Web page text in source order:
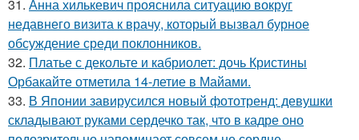
31. Анна хилькевич прояснила ситуацию вокруг
недавнего визита к врачу, который вызвал бурное
обсуждение среди поклонников.
32. Платье с декольте и кабриолет: дочь Кристины
Орбакайте отметила 14-летие в Майами.
33. В Японии завирусился новый фототренд: девушки
складывают руками сердечко так, что в кадре оно